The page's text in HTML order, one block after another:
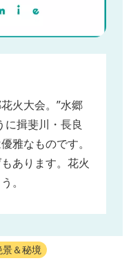
火大会。”水郷
揖斐川・長良
雅なものです。
あります。花火
。
景＆秘境